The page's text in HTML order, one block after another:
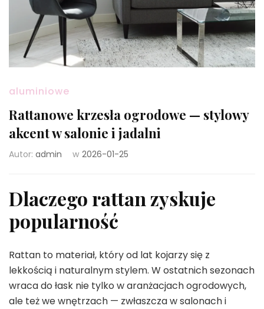
aluminiowe
Rattanowe krzesła ogrodowe — stylowy
akcent w salonie i jadalni
Autor: admin w 2026-01-25
Dlaczego rattan zyskuje
popularność
Rattan to materiał, który od lat kojarzy się z
lekkością i naturalnym stylem. W ostatnich sezonach
wraca do łask nie tylko w aranżacjach ogrodowych,
ale też we wnętrzach — zwłaszcza w salonach i